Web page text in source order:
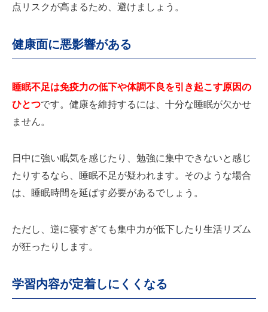
点リスクが高まるため、避けましょう。
健康面に悪影響がある
睡眠不足は免疫力の低下や体調不良を引き起こす原因の
ひとつです。健康を維持するには、十分な睡眠が欠かせ
ません。
日中に強い眠気を感じたり、勉強に集中できないと感じ
たりするなら、睡眠不足が疑われます。そのような場合
は、睡眠時間を延ばす必要があるでしょう。
ただし、逆に寝すぎても集中力が低下したり生活リズム
が狂ったりします。
学習内容が定着しにくくなる